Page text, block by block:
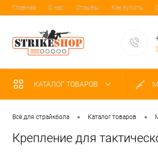
Главная О нас Отзывы Как купить
КАТАЛОГ ТОВАРОВ
Всё для страйкбола • Каталог товаров •
Крепление для